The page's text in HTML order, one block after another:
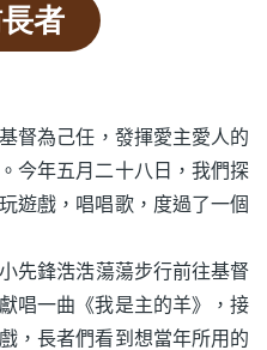
者
為己任，發揮愛主愛人的
今年五月二十八日，我們探
遊戲，唱唱歌，度過了一個
鋒浩浩蕩蕩步行前往基督
唱一曲《我是主的羊》，接
，長者們看到想當年所用的